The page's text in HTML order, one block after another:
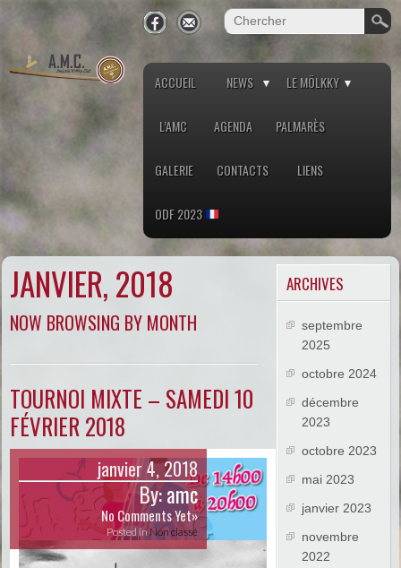
ACCUEIL NEWS LE MÖLKKY
L’AMC AGENDA PALMARÈS
GALERIE CONTACTS LIENS
ODF 2023
JANVIER, 2018
NOW BROWSING BY MONTH
TOURNOI MIXTE – SAMEDI 10
FÉVRIER 2018
janvier 4, 2018
By:amc
No Comments Yet»
Posted inNon classé
ARCHIVES
septembre
2025
octobre 2024
décembre
2023
octobre 2023
mai 2023
janvier 2023
novembre
2022